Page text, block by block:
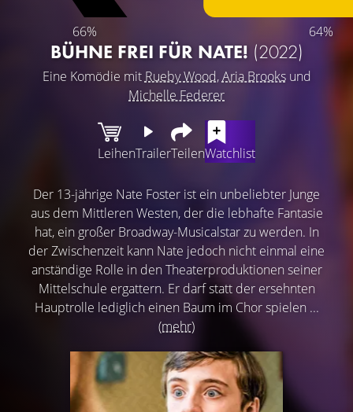
66% 64%
BÜHNE FREI FÜR NATE! (2022)
Eine Komödie mit Rueby Wood,Aria Brooksund
Michelle Federer
LeihenTrailerTeilenWatchlist
Der 13-jährige Nate Foster ist ein unbeliebter Junge
aus dem Mittleren Westen, der die lebhafte Fantasie
hat, ein großer Broadway-Musicalstar zu werden. In
der Zwischenzeit kann Nate jedoch nicht einmal eine
anständige Rolle in den Theaterproduktionen seiner
Mittelschule ergattern. Er darf statt der ersehnten
Hauptrolle lediglich einen Baum im Chor spielen ...
(mehr)